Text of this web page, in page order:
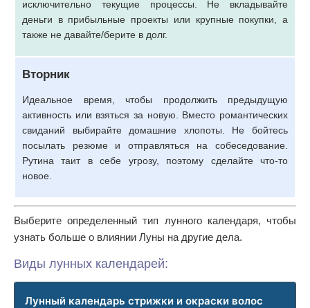
исключительно текущие процессы. Не вкладывайте
деньги в прибыльные проекты или крупные покупки, а
также не давайте/берите в долг.
Вторник
Идеальное время, чтобы продолжить предыдущую
активность или взяться за новую. Вместо романтических
свиданий выбирайте домашние хлопоты. Не бойтесь
посылать резюме и отправляться на собеседование.
Рутина таит в себе угрозу, поэтому сделайте что-то
новое.
Выберите определенный тип лунного календаря, чтобы
узнать больше о влиянии Луны на другие дела.
Виды лунных календарей:
Лунный календарь стрижки и окраски волос